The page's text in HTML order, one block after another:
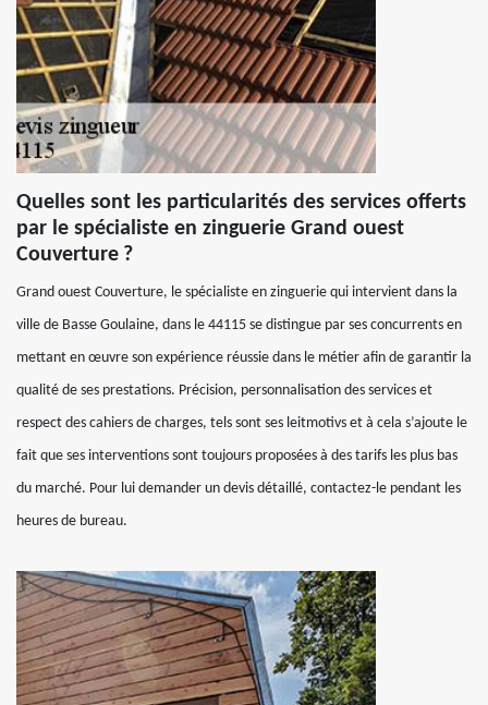
Quelles sont les particularités des services offerts
par le spécialiste en zinguerie Grand ouest
Couverture ?
Grand ouest Couverture, le spécialiste en zinguerie qui intervient dans la
ville de Basse Goulaine, dans le 44115 se distingue par ses concurrents en
mettant en œuvre son expérience réussie dans le métier afin de garantir la
qualité de ses prestations. Précision, personnalisation des services et
respect des cahiers de charges, tels sont ses leitmotivs et à cela s’ajoute le
fait que ses interventions sont toujours proposées à des tarifs les plus bas
du marché. Pour lui demander un devis détaillé, contactez-le pendant les
heures de bureau.